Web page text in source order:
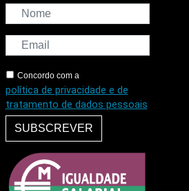
Concordo com a
política de privacidade e de
tratamento de dados pessoais
SUBSCREVER